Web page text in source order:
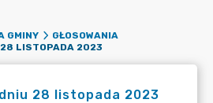
GMINY
GŁOSOWANIA
28 LISTOPADA 2023
28 listopada 2023